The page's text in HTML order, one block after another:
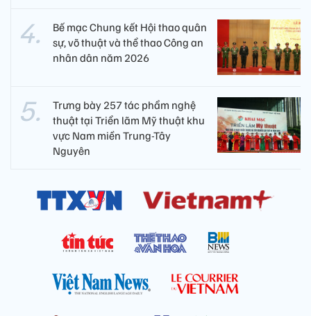
Bế mạc Chung kết Hội thao quân
sự, võ thuật và thể thao Công an
nhân dân năm 2026
Trưng bày 257 tác phẩm nghệ
thuật tại Triển lãm Mỹ thuật khu
vực Nam miền Trung-Tây
Nguyên